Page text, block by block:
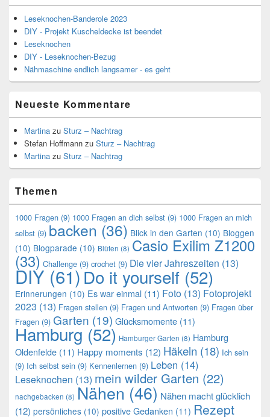
Leseknochen-Banderole 2023
DIY - Projekt Kuscheldecke ist beendet
Leseknochen
DIY - Leseknochen-Bezug
Nähmaschine endlich langsamer - es geht
Neueste Kommentare
Martina zu Sturz – Nachtrag
Stefan Hoffmann zu Sturz – Nachtrag
Martina zu Sturz – Nachtrag
Themen
1000 Fragen (9) 1000 Fragen an dich selbst (9) 1000 Fragen an mich
selbst (9) backen (36) Blick in den Garten (10) Bloggen
(10) Blogparade (10) Blüten (8) Casio Exilim Z1200
(33) Challenge (9) crochet (9) Die vier Jahreszeiten (13)
DIY (61)Do it yourself (52)
Erinnerungen (10) Es war einmal (11) Foto (13) Fotoprojekt
2023 (13) Fragen stellen (9) Fragen und Antworten (9) Fragen über
Fragen (9) Garten (19) Glücksmomente (11)
Hamburg (52) Hamburger Garten (8) Hamburg
Oldenfelde (11) Happy moments (12) Häkeln (18) Ich sein
(9) Ich selbst sein (9) Kennenlernen (9) Leben (14)
Leseknochen (13) mein wilder Garten (22)
nachgebacken (8) Nähen (46) Nähen macht glücklich
(12) persönliches (10) positive Gedanken (11) Rezept